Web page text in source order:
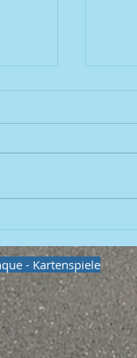
- Kartenspiele